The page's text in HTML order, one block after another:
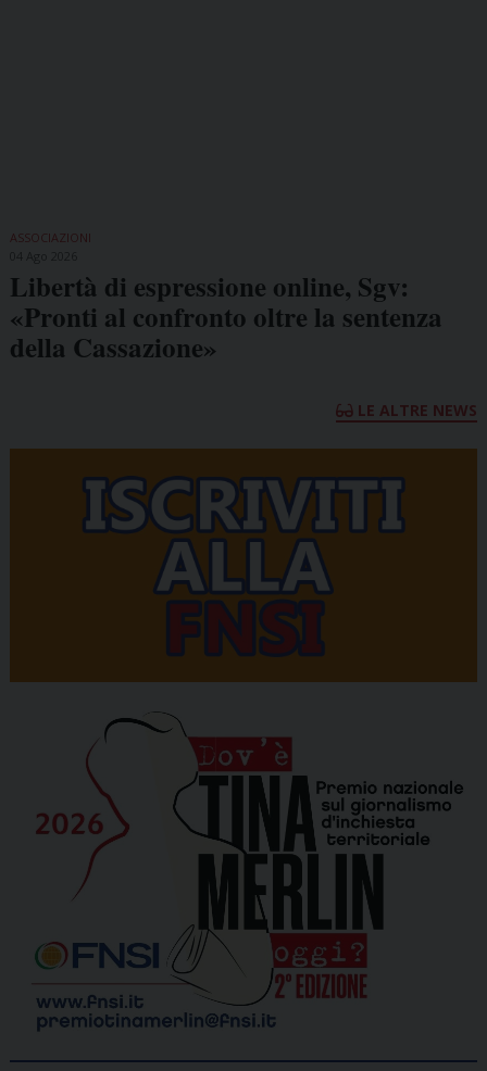
ASSOCIAZIONI
Libertà di espressione online, Sgv:
«Pronti al confronto oltre la sentenza
della Cassazione»
LE ALTRE NEWS